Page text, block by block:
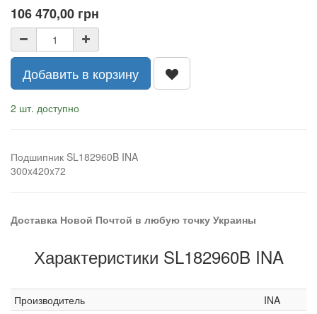
106 470,00 грн
Добавить в корзину
2 шт. доступно
Подшипник SL182960B INA
300x420x72
Доставка Новой Почтой в любую точку Украины
Характеристики SL182960B INA
Производитель
INA